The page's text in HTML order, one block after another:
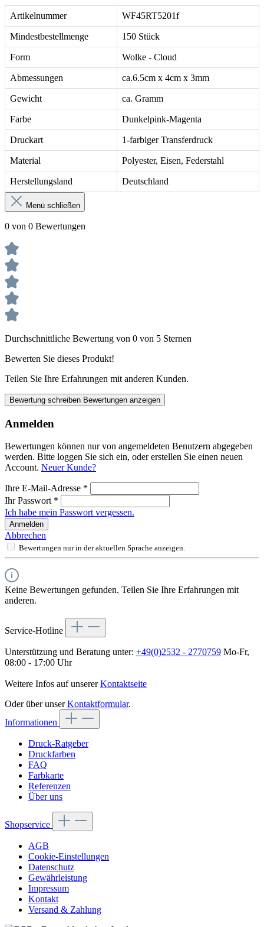
Artikelnummer WF45RT5201f
Mindestbestellmenge 150 Stück
Form Wolke - Cloud
Abmessungen ca.6.5cm x 4cm x 3mm
Gewicht ca. Gramm
Farbe Dunkelpink-Magenta
Druckart 1-farbiger Transferdruck
Material Polyester, Eisen, Federstahl
Herstellungsland Deutschland
Menü schließen
0 von 0 Bewertungen
Durchschnittliche Bewertung von 0 von 5 Sternen
Bewerten Sie dieses Produkt!
Teilen Sie Ihre Erfahrungen mit anderen Kunden.
Bewertung schreiben Bewertungen anzeigen
Anmelden
Bewertungen können nur von angemeldeten Benutzern abgegeben
werden. Bitte loggen Sie sich ein, oder erstellen Sie einen neuen
Account. Neuer Kunde?
Ihre E-Mail-Adresse *
Ihr Passwort *
Ich habe mein Passwort vergessen.
Anmelden
Abbrechen
Bewertungen nur in der aktuellen Sprache anzeigen.
Keine Bewertungen gefunden. Teilen Sie Ihre Erfahrungen mit
anderen.
Service-Hotline
Unterstützung und Beratung unter: +49(0)2532 - 2770759 Mo-Fr,
08:00 - 17:00 Uhr
Weitere Infos auf unsererKontaktseite
Oder über unserKontaktformular.
Informationen
Druck-Ratgeber
Druckfarben
FAQ
Farbkarte
Referenzen
Über uns
Shopservice
AGB
Cookie-Einstellungen
Datenschutz
Gewährleistung
Impressum
Kontakt
Versand & Zahlung